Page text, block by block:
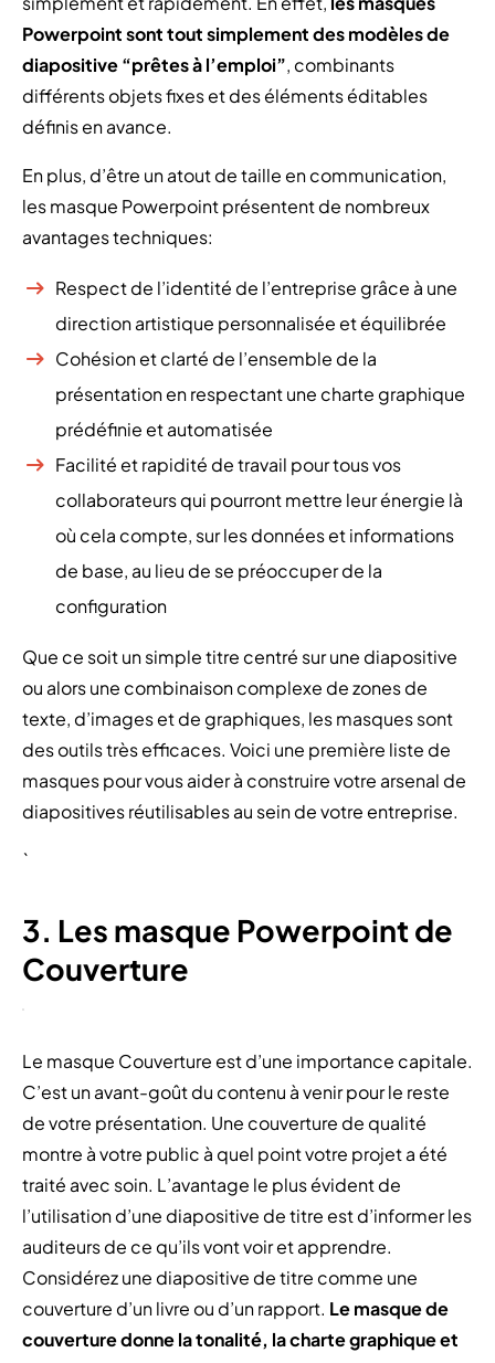
Powerpoint sont tout simplement des modèles de
diapositive “prêtes à l’emploi”, combinants
différents objets fixes et des éléments éditables
définis en avance.
En plus, d’être un atout de taille en communication,
les masque Powerpoint présentent de nombreux
avantages techniques:
Respect de l’identité de l’entreprise grâce à une
direction artistique personnalisée et équilibrée
Cohésion et clarté de l’ensemble de la
présentation en respectant une charte graphique
prédéfinie et automatisée
Facilité et rapidité de travail pour tous vos
collaborateurs qui pourront mettre leur énergie là
où cela compte, sur les données et informations
de base, au lieu de se préoccuper de la
configuration
Que ce soit un simple titre centré sur une diapositive
ou alors une combinaison complexe de zones de
texte, d’images et de graphiques, les masques sont
des outils très efficaces. Voici une première liste de
masques pour vous aider à construire votre arsenal de
diapositives réutilisables au sein de votre entreprise.
`
3. Les masque Powerpoint de
Couverture
Le masque Couverture est d’une importance capitale.
C’est un avant-goût du contenu à venir pour le reste
de votre présentation. Une couverture de qualité
montre à votre public à quel point votre projet a été
traité avec soin. L’avantage le plus évident de
l’utilisation d’une diapositive de titre est d’informer les
auditeurs de ce qu’ils vont voir et apprendre.
Considérez une diapositive de titre comme une
couverture d’un livre ou d’un rapport. Le masque de
couverture donne la tonalité, la charte graphique et